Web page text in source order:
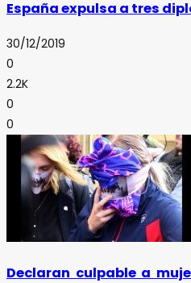
España expulsa a tres
30/12/2019
0
2.2K
0
0
Declaran culpable a